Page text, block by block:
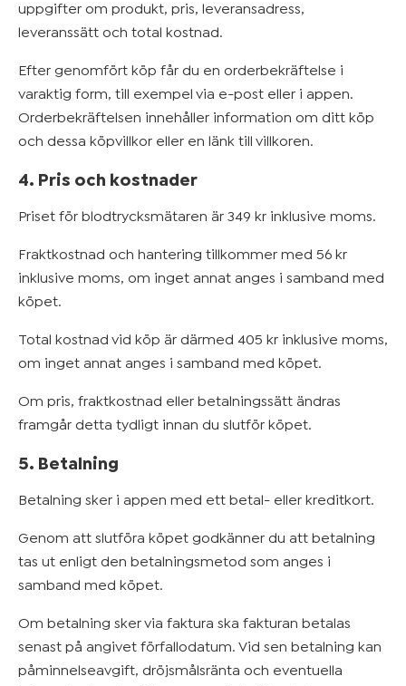
uppgifter om produkt, pris, leveransadress,
leveranssätt och total kostnad.
Efter genomfört köp får du en orderbekräftelse i
varaktig form, till exempel via e-post eller i appen.
Orderbekräftelsen innehåller information om ditt köp
och dessa köpvillkor eller en länk till villkoren.
4. Pris och kostnader
Priset för blodtrycksmätaren är 349 kr inklusive moms.
Fraktkostnad och hantering tillkommer med 56 kr
inklusive moms, om inget annat anges i samband med
köpet.
Total kostnad vid köp är därmed 405 kr inklusive moms,
om inget annat anges i samband med köpet.
Om pris, fraktkostnad eller betalningssätt ändras
framgår detta tydligt innan du slutför köpet.
5. Betalning
Betalning sker i appen med ett betal- eller kreditkort.
Genom att slutföra köpet godkänner du att betalning
tas ut enligt den betalningsmetod som anges i
samband med köpet.
Om betalning sker via faktura ska fakturan betalas
senast på angivet förfallodatum. Vid sen betalning kan
påminnelseavgift, dröjsmålsränta och eventuella